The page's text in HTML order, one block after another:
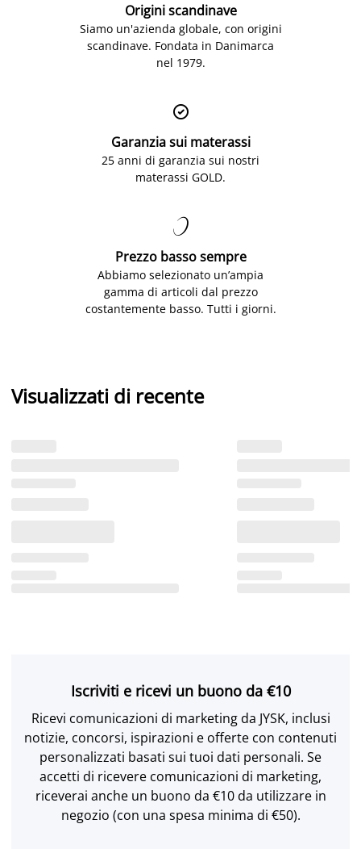
Origini scandinave
Siamo un'azienda globale, con origini
scandinave. Fondata in Danimarca
nel 1979.

Garanzia sui materassi
25 anni di garanzia sui nostri
materassi GOLD.

Prezzo basso sempre
Abbiamo selezionato un’ampia
gamma di articoli dal prezzo
costantemente basso. Tutti i giorni.
Visualizzati di recente
Iscriviti e ricevi un buono da €10
Ricevi comunicazioni di marketing da JYSK, inclusi
notizie, concorsi, ispirazioni e offerte con contenuti
personalizzati basati sui tuoi dati personali. Se
accetti di ricevere comunicazioni di marketing,
riceverai anche un buono da €10 da utilizzare in
negozio (con una spesa minima di €50).